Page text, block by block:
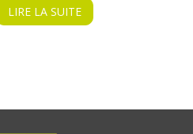
LIRE LA SUITE